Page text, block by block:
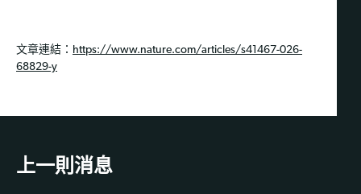
文章連結： https://www.nature.com/articles/s41467-026-
68829-y
上一則消息